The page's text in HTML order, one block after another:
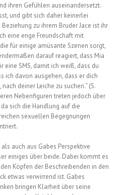
ihren Gefühlen auseinandersetzt.
und gibt sich daher keinerlei
zu ihrem Bruder Jace ist ihr
eine enge Freundschaft mit
für einige amüsante Szenen sorgt,
darauf reagiert, dass Mia
eine SMS, damit ich weiß, dass du
ich davon ausgehen, dass er dich
deiner Leiche zu suchen.“ (S.
Nebenfiguren treten jedoch über
sich die Handlung auf die
sexuellen Begegnungen
auch aus Gabes Perspektive
einiges über beide. Dabei kommt es
Köpfen der Beschreibenden in den
etwas verwirrend ist. Gabes
bringen Klarheit über seine